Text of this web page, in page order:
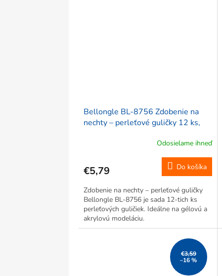
Bellongle BL-8756 Zdobenie na
nechty – perleťové guličky 12 ks,
Odosielame ihneď
€5,79 Do košíka
Zdobenie na nechty – perleťové guličky
Bellongle BL-8756 je sada 12-tich ks
perleťových guličiek. Ideálne na gélovú a
akrylovú modeláciu.
€3,59
–16 %